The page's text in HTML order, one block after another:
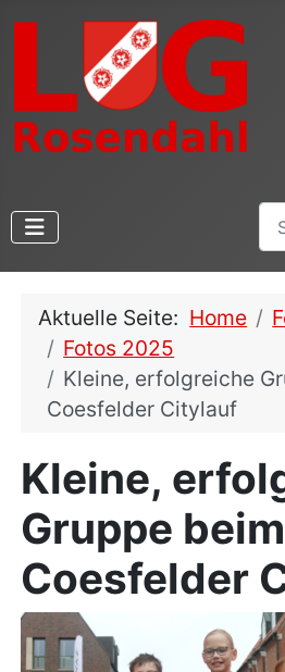
Aktuelle Seite: Home
Fotos 2025
Kleine, erfolgreiche
Coesfelder Citylauf
Kleine,
Gruppe beim
Coesfelder